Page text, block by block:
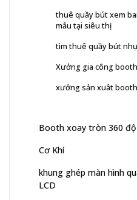
thuê quầy bút xem
mẫu tại siêu thị
tìm thuê quầy bút
Xưởng gia công
xưởng sản xuât
Booth xoay tròn 360 độ
Cơ Khí
khung ghép màn hình
LCD